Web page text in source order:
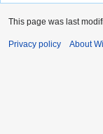
This page was last
Privacy policy About